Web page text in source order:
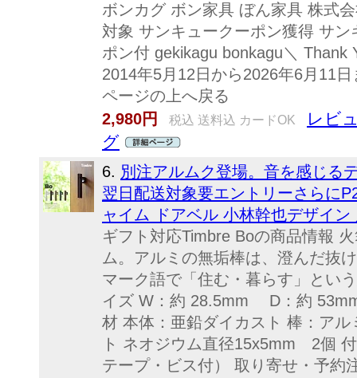
ボンカグ ボン家具 ぼん家具 株式
対象 サンキュークーポン獲得 サ
ポン付 gekikagu bonkagu＼
2014年5月12日から2026年6月11
ページの上へ戻る
2,980円
税込 送料込 カードOK
レビ
グ
6. 別注アルムク登場。音を感じ
翌日配送対象要エントリーさらに
ャイム ドアベル 小林幹也デザイ
ギフト対応Timbre Boの商品情報
ム。アルミの無垢棒は、澄んだ抜
マーク語で「住む・暮らす」とい
イズ W：約 28.5mm D：約
材 本体：亜鉛ダイカスト 棒：ア
ト ネオジウム直径15x5mm 2個
テープ・ビス付） 取り寄せ・予約